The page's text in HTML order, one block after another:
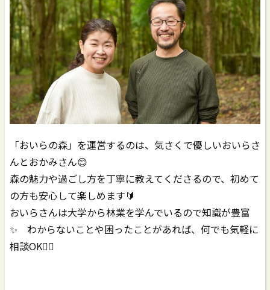
「おいらの森」を運営するのは、気さくで優しいおいらさ
んとおかみさん😊
森の魅力や過ごし方を丁寧に教えてくださるので、初めて
の方も安心して楽しめます🔰
おいらさんは大学から林業を学んでいるので知識が豊富
✨️ わからないことや困ったことがあれば、何でも気軽に
相談OK🙆‍♂️